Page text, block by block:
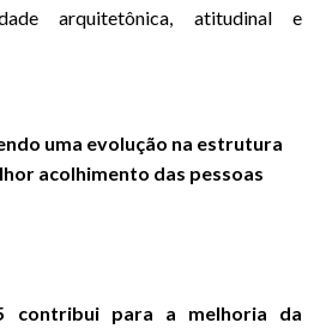
arquitetônica, atitudinal e
uma evolução na estrutura
acolhimento das pessoas
contribui para a melhoria da